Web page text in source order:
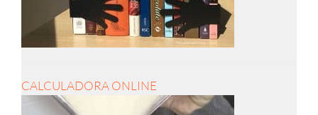
CALCULADORA ONLINE